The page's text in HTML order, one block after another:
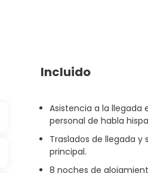
Incluido
Asistencia a la llegada
personal de habla
Traslados de llegada y
principal.
8 noches de